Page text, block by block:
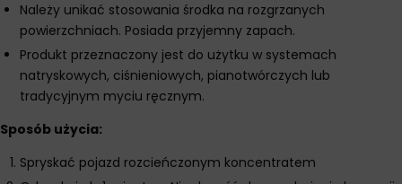
Należy unikać stosowania środka na rozgrzanych
powierzchniach. Posiada przyjemny zapach.
Produkt przeznaczony jest do użytku w systemach
natryskowych, ciśnieniowych, pianotwórczych lub
tradycyjnym myciu ręcznym.
Sposób użycia:
Spryskać pojazd rozcieńczonym koncentratem